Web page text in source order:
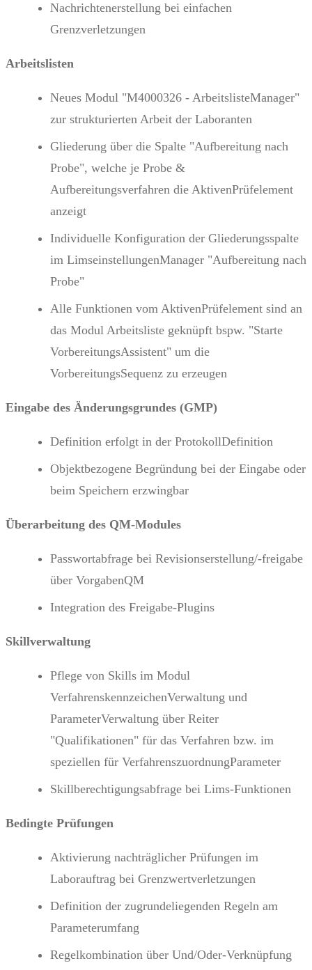
Nachrichtenerstellung bei einfachen
Grenzverletzungen
Arbeitslisten
Neues Modul "M4000326 - ArbeitslisteManager"
zur strukturierten Arbeit der Laboranten
Gliederung über die Spalte "Aufbereitung nach
Probe", welche je Probe &
Aufbereitungsverfahren die AktivenPrüfelement
anzeigt
Individuelle Konfiguration der Gliederungsspalte
im LimseinstellungenManager "Aufbereitung nach
Probe"
Alle Funktionen vom AktivenPrüfelement sind an
das Modul Arbeitsliste geknüpft bspw. "Starte
VorbereitungsAssistent" um die
VorbereitungsSequenz zu erzeugen
Eingabe des Änderungsgrundes (GMP)
Definition erfolgt in der ProtokollDefinition
Objektbezogene Begründung bei der Eingabe oder
beim Speichern erzwingbar
Überarbeitung des QM-Modules
Passwortabfrage bei Revisionserstellung/-freigabe
über VorgabenQM
Integration des Freigabe-Plugins
Skillverwaltung
Pflege von Skills im Modul
VerfahrenskennzeichenVerwaltung und
ParameterVerwaltung über Reiter
"Qualifikationen" für das Verfahren bzw. im
speziellen für VerfahrenszuordnungParameter
Skillberechtigungsabfrage bei Lims-Funktionen
Bedingte Prüfungen
Aktivierung nachträglicher Prüfungen im
Laborauftrag bei Grenzwertverletzungen
Definition der zugrundeliegenden Regeln am
Parameterumfang
Regelkombination über Und/Oder-Verknüpfung